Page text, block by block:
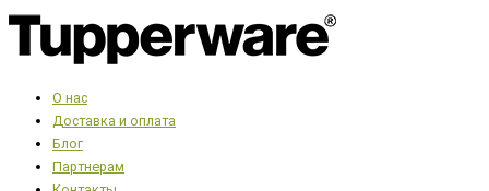
О нас
Доставка и оплата
Блог
Партнерам